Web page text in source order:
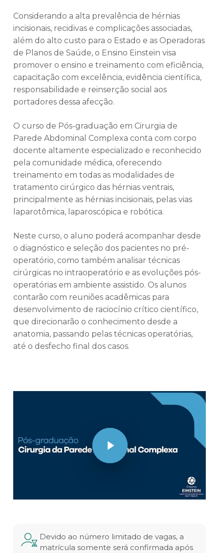
Considerando a alta prevalência de hérnias
incisionais, recidivas e complicações associadas,
além do alto custo para o Estado e as Operadoras
de Planos de Saúde, o Ensino Einstein visa
promover o ensino e treinamento com eficiência,
capacitação com excelência, evidência científica,
responsabilidade e reinserção social aos
portadores dessa afecção.
O curso de Pós-graduação em Cirurgia de
Parede Abdominal Complexa conta com corpo
docente altamente especializado e reconhecido
pela comunidade médica, oferecendo
treinamento em todas as modalidades de
tratamento cirúrgico das hérnias ventrais,
principalmente as hérnias incisionais, pelas vias
laparotômica, laparoscópica e robótica.
Neste curso, o aluno poderá acompanhar desde
o diagnóstico e seleção dos pacientes no pré-
operatório, como também analisar técnicas
cirúrgicas no intraoperatório e as evoluções pós-
operatórias em ambiente assistido. Os alunos
contarão com reuniões acadêmicas para
desenvolvimento de raciocínio crítico científico,
que direcionarão o conhecimento desde a
anatomia, passando pelas técnicas operatórias,
até o desfecho final dos casos.
Play Video
Devido ao número limitado de vagas, a
matrícula somente será confirmada após